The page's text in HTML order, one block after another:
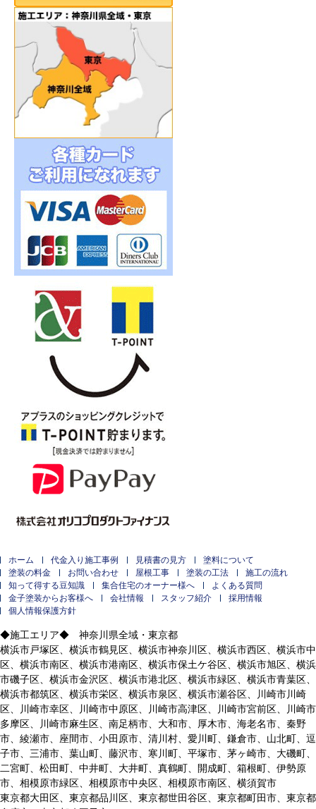
ホーム 代金入り施工事例 見積書の見方
塗料について
塗装の料金
お問い合わせ 屋根工事 塗装の工法
施工の流れ
知って得する豆知識
集合住宅のオーナー様へ
よくある質問
金子塗装からお客様へ
会社情報 スタッフ紹介
採用情報
個人情報保護方針
◆施工エリア◆ 神奈川県全域・東京都
横浜市戸塚区、横浜市鶴見区、横浜市神奈川区、横浜市西区、横浜市中
区、横浜市南区、横浜市港南区、横浜市保土ケ谷区、横浜市旭区、横浜
市磯子区、横浜市金沢区、横浜市港北区、横浜市緑区、横浜市青葉区、
横浜市都筑区、横浜市栄区、横浜市泉区、横浜市瀬谷区、川崎市川崎
区、川崎市幸区、川崎市中原区、川崎市高津区、川崎市宮前区、川崎市
多摩区、川崎市麻生区、南足柄市、大和市、厚木市、海老名市、秦野
市、綾瀬市、座間市、小田原市、清川村、愛川町、鎌倉市、山北町、逗
子市、三浦市、葉山町、藤沢市、寒川町、平塚市、茅ヶ崎市、大磯町、
二宮町、松田町、中井町、大井町、真鶴町、開成町、箱根町、伊勢原
市、相模原市緑区、相模原市中央区、相模原市南区、横須賀市
東京都大田区、東京都品川区、東京都世田谷区、東京都町田市、東京都